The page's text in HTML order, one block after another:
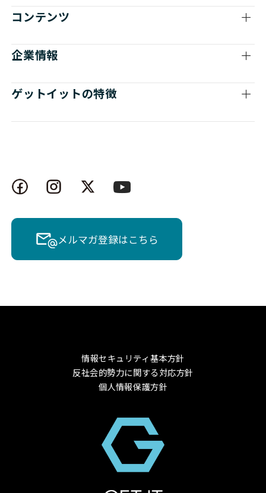
コンテンツ
企業情報
ゲットイットの特徴
メルマガ登録はこちら
情報セキュリティ基本方針
反社会的勢力に関する対応方針
個人情報保護方針